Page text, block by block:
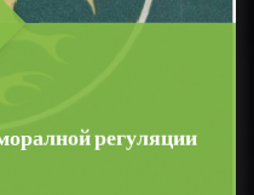
регуляции